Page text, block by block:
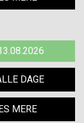
13.08.2026
DAGE
MERE